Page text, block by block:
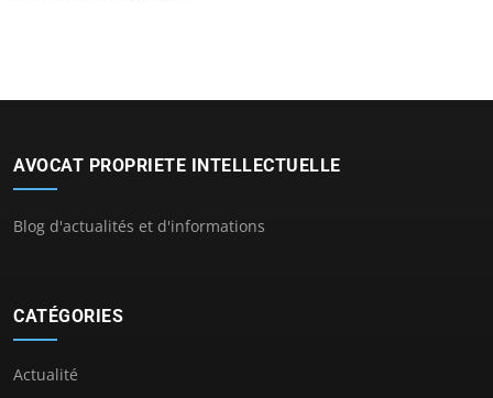
AVOCAT PROPRIETE INTELLECTUELLE
Blog d'actualités et d'informations
CATÉGORIES
Actualité